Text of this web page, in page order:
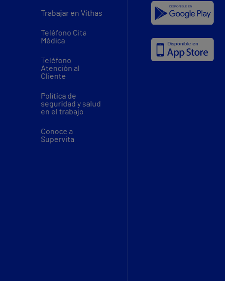
Trabajar en Vithas
Teléfono Cita
Médica
Teléfono
Atención al
Cliente
Política de
seguridad y salud
en el trabajo
Conoce a
Supervita